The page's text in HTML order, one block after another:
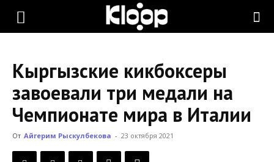
KLOOP.KG
Новости
Кыргызские кикбоксеры
завоевали три медали на
Чемпионате мира в Италии
От Айгерим Рыскулбекова - 23 октября 2021